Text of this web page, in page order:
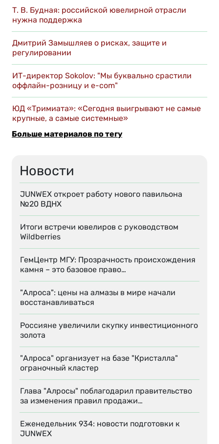
Новости
JUNWEX откроет работу нового павильона
№20 ВДНХ
Итоги встречи ювелиров с руководством
Wildberries
ГемЦентр МГУ: Прозрачность происхождения
камня – это базовое право…
"Алроса": цены на алмазы в мире начали
восстанавливаться
Россияне увеличили скупку инвестиционного
золота
"Алроса" организует на базе "Кристалла"
ограночный кластер
Глава "Алросы" поблагодарил правительство
за изменения правил продажи…
Еженедельник 934: новости подготовки к
JUNWEX
Т. В. Будная: российской ювелирной отрасли
нужна поддержка
Дмитрий Замышляев о рисках, защите и
регулировании
ИТ-директор Sokolov: "Мы буквально срастили
оффлайн-розницу и e-com"
ЮД «Тримиата»: «Сегодня выигрывают не самые
крупные, а самые системные»
Больше материалов по тегу